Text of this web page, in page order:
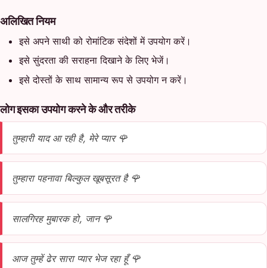
अलिखित नियम
इसे अपने साथी को रोमांटिक संदेशों में उपयोग करें।
इसे सुंदरता की सराहना दिखाने के लिए भेजें।
इसे दोस्तों के साथ सामान्य रूप से उपयोग न करें।
लोग इसका उपयोग करने के और तरीके
तुम्हारी याद आ रही है, मेरे प्यार 🌹
तुम्हारा पहनावा बिल्कुल खूबसूरत है 🌹
सालगिरह मुबारक हो, जान 🌹
आज तुम्हें ढेर सारा प्यार भेज रहा हूँ 🌹